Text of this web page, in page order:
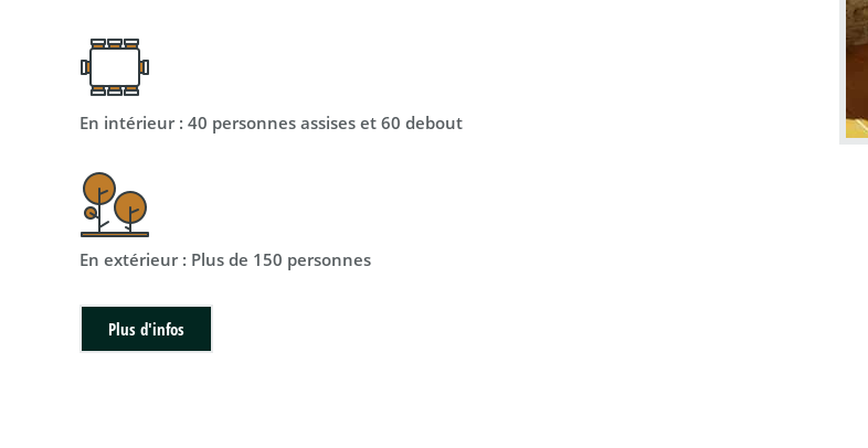
En intérieur : 40 personnes assises et 60 debout
En extérieur : Plus de 150 personnes
Plus d'infos